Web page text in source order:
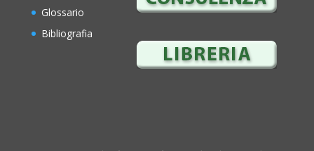
Glossario
Bibliografia